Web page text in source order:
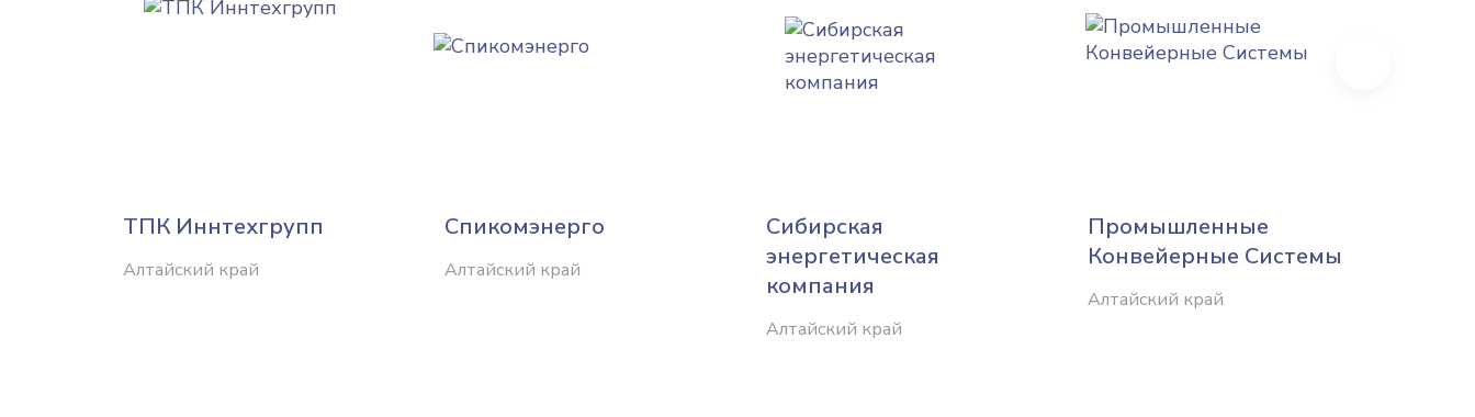
ТПК Иннтехгрупп
Алтайский край
Спикомэнерго
Алтайский край
Сибирская
энергетическая
компания
Алтайский край
Промышленные
Конвейерные Системы
Алтайский край